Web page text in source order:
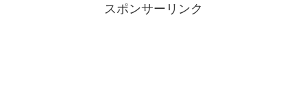
スポンサーリンク